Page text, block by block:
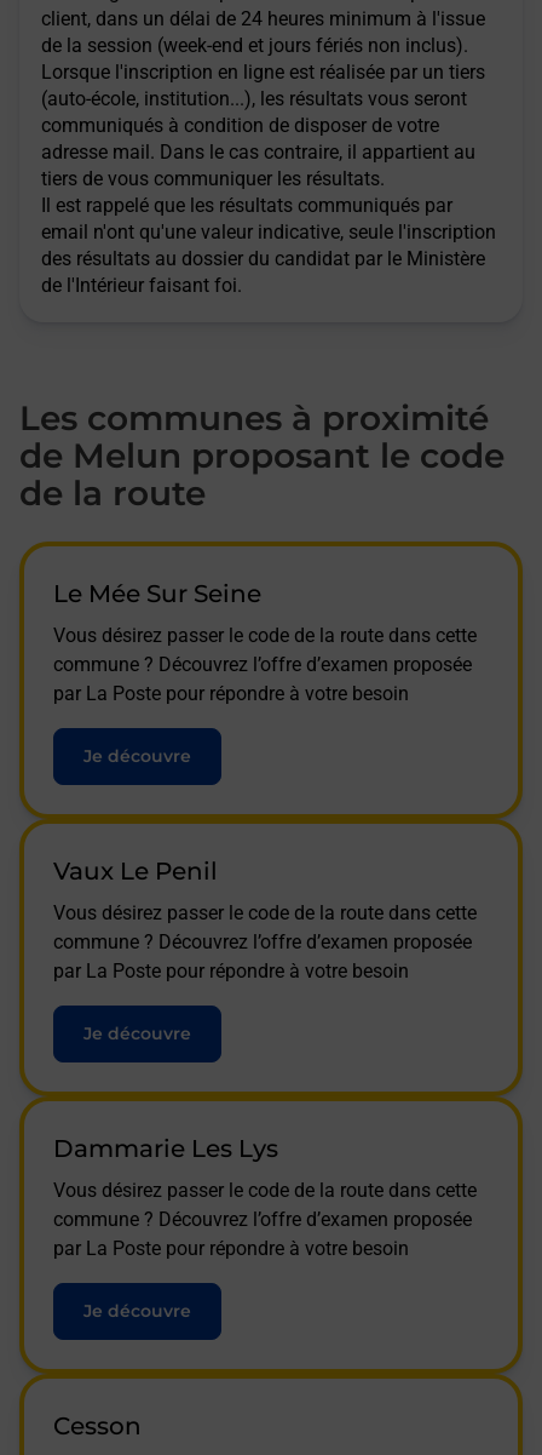
client, dans un délai de 24 heures minimum à l'issue
de la session (week-end et jours fériés non inclus).
Lorsque l'inscription en ligne est réalisée par un tiers
(auto-école, institution...), les résultats vous seront
communiqués à condition de disposer de votre
adresse mail. Dans le cas contraire, il appartient au
tiers de vous communiquer les résultats.
Il est rappelé que les résultats communiqués par
email n'ont qu'une valeur indicative, seule l'inscription
des résultats au dossier du candidat par le Ministère
de l'Intérieur faisant foi.
Les communes à proximité
de Melun proposant le code
de la route
Le Mée Sur Seine
Vous désirez passer le code de la route dans cette
commune ? Découvrez l’offre d’examen proposée
par La Poste pour répondre à votre besoin
Je découvre
Vaux Le Penil
Vous désirez passer le code de la route dans cette
commune ? Découvrez l’offre d’examen proposée
par La Poste pour répondre à votre besoin
Je découvre
Dammarie Les Lys
Vous désirez passer le code de la route dans cette
commune ? Découvrez l’offre d’examen proposée
par La Poste pour répondre à votre besoin
Je découvre
Cesson